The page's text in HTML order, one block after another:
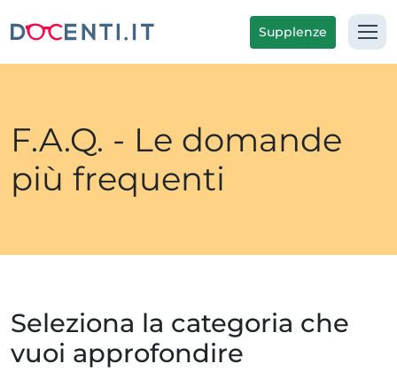
Supplenze
F.A.Q. - Le domande
più frequenti
Seleziona la categoria che
vuoi approfondire